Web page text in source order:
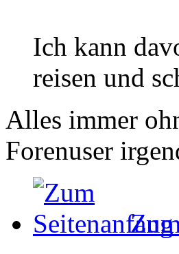
Ich kann
reisen und
Alles immer
Forenuser